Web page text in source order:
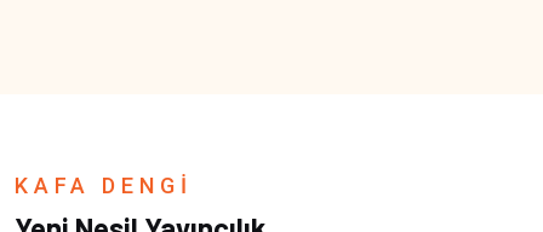
KAFA DENGİ